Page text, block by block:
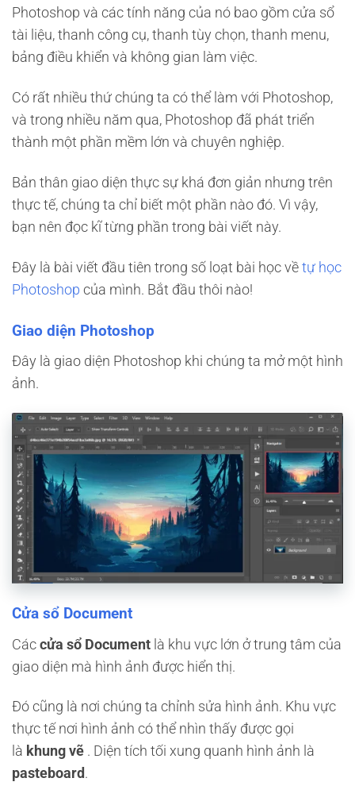
Photoshop và các tính năng của nó bao gồm cửa sổ
tài liệu, thanh công cụ, thanh tùy chọn, thanh menu,
bảng điều khiển và không gian làm việc.
Có rất nhiều thứ chúng ta có thể làm với Photoshop,
và trong nhiều năm qua, Photoshop đã phát triển
thành một phần mềm lớn và chuyên nghiệp.
Bản thân giao diện thực sự khá đơn giản nhưng trên
thực tế, chúng ta chỉ biết một phần nào đó. Vì vậy,
bạn nên đọc kĩ từng phần trong bài viết này.
Đây là bài viết đầu tiên trong số loạt bài học về tự học
Photoshop của mình. Bắt đầu thôi nào!
Giao diện Photoshop
Đây là giao diện Photoshop khi chúng ta mở một hình
ảnh.
Cửa sổ Document
Các cửa sổ Document là khu vực lớn ở trung tâm của
giao diện mà hình ảnh được hiển thị.
Đó cũng là nơi chúng ta chỉnh sửa hình ảnh. Khu vực
thực tế nơi hình ảnh có thể nhìn thấy được gọi
là khung vẽ . Diện tích tối xung quanh hình ảnh là
pasteboard .